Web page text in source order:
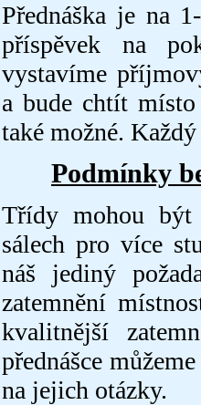
Přednáška je na
příspěvek na
vystavíme
a bude chtít
také možné.
Podmínky
Třídy mohou být
sálech pro více
náš jediný
zatemnění
kvalitnější
přednášce
na jejich otázky.